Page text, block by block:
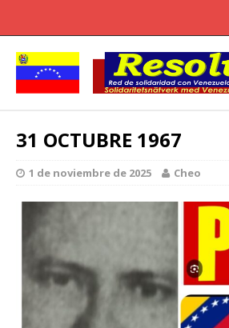
31 OCTUBRE 1967
1 de noviembre de 2025 Cheo